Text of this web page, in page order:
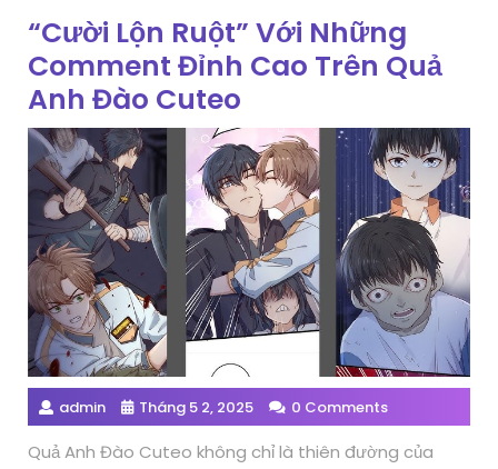
“Cười Lộn Ruột” Với Những
Comment Đỉnh Cao Trên Quả
Anh Đào Cuteo
admin Tháng 5 2, 2025 0 Comments
Quả Anh Đào Cuteo không chỉ là thiên đường của